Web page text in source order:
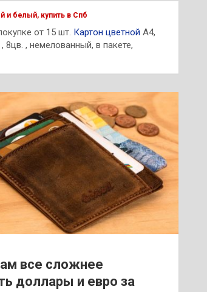
и белый, купить в Спб
от 15 шт. Картон цветной А4,
8цв. , немелованный, в пакете,
все сложнее
доллары и евро за